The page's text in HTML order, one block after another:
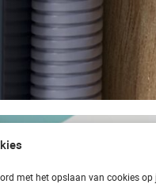
met het opslaan van cookies op